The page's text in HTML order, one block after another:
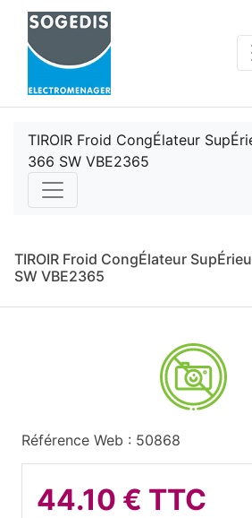
TIROIR Froid CongÉlateur
366 SW VBE2365
TIROIR Froid CongÉlateur
SW VBE2365
Référence Web : 50868
44.10 € TTC